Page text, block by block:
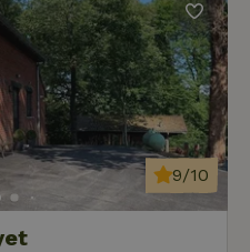
9/10